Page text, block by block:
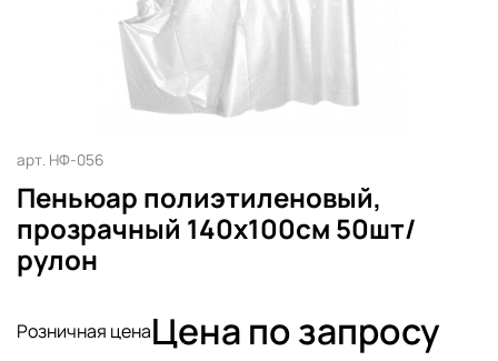
арт. НФ-056
Пеньюар полиэтиленовый,
прозрачный 140х100см 50шт/
рулон
Розничная ценаЦена по запросу